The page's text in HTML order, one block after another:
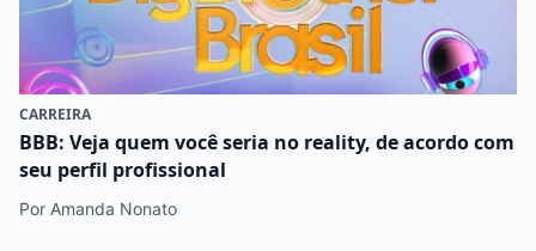
CARREIRA
BBB: Veja quem você seria no reality, de acordo com
seu perfil profissional
Por Amanda Nonato